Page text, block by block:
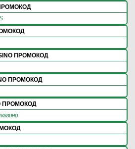
ПРОМОКОД
ПРОМОКОД
ПРОМОКОД